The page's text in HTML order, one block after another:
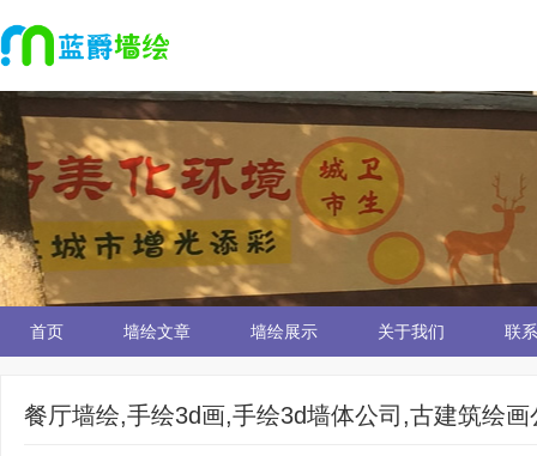
首页 墙绘文章 墙绘展示 关于我们 联
餐厅墙绘,手绘3d画,手绘3d墙体公司,古建筑绘画